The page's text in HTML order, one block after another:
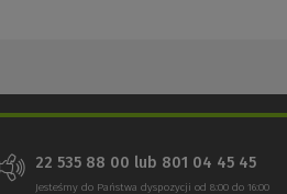
22 535 88 00 lub 801 04 45 45
Jesteśmy do Państwa dyspozycji od 8:00 do 16:00